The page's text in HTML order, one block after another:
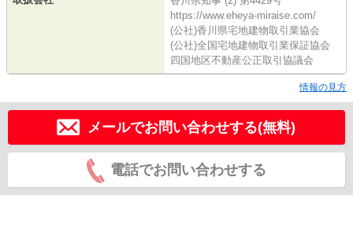
https://www.eheya-miraise.com/
(公社)香川県宅地建物取引業協会
(公社)全国宅地建物取引業保証協会
四国地区不動産公正取引協議会
情報の見方
メールでお問い合わせする(無料)
電話でお問い合わせする